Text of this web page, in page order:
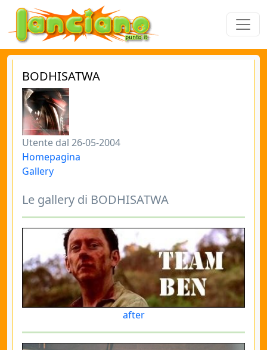
BODHISATWA
Utente dal 26-05-2004
Homepagina
Gallery
Le gallery di BODHISATWA
after